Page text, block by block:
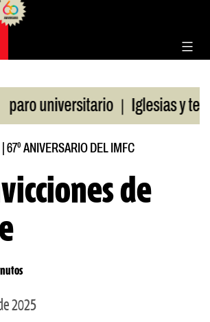
| Iglesias y templos
67º ANIVERSARIO DEL IMFC
de
2025